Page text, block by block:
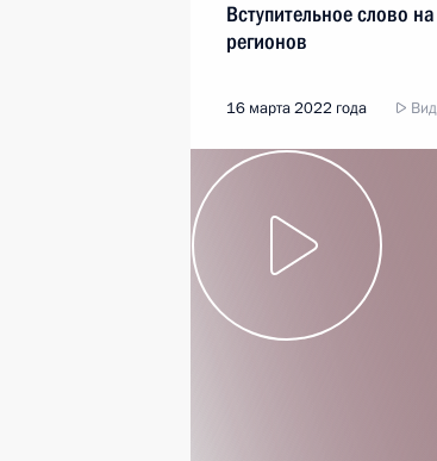
Вступительное слово
регионов
16 марта 2022 года